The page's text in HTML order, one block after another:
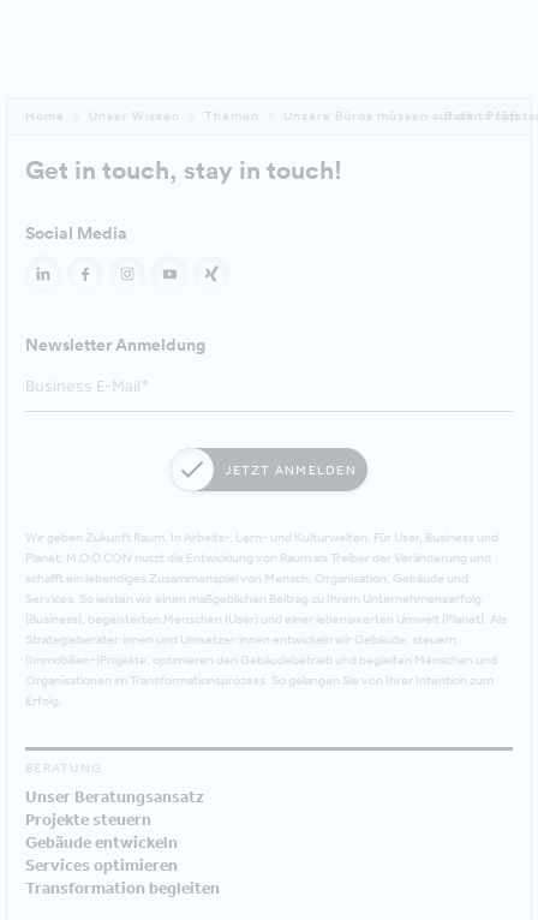
Home Unser Wissen Themen Unsere Büros müssen auf den
Back to top
Get in touch, stay in touch!
Social Media
Newsletter Anmeldung
JETZT ANMELDEN
Wir geben Zukunft Raum. In Arbeits-, Lern- und Kulturwelten. Für User, Business und
Planet. M.O.O.CON nutzt die Entwicklung von Raum als Treiber der Veränderung und
schafft ein lebendiges Zusammenspiel von Mensch, Organisation, Gebäude und
Services. So leisten wir einen maßgeblichen Beitrag zu Ihrem Unternehmenserfolg
(Business), begeisterten Menschen (User) und einer lebenswerten Umwelt (Planet). Als
Strategieberater:innen und Umsetzer:innen entwickeln wir Gebäude, steuern
(Immobilien-)Projekte, optimieren den Gebäudebetrieb und begleiten Menschen und
Organisationen im Transformationsprozess. So gelangen Sie von Ihrer Intention zum
Erfolg.
BERATUNG
Unser Beratungsansatz
Projekte steuern
Gebäude entwickeln
Services optimieren
Transformation begleiten